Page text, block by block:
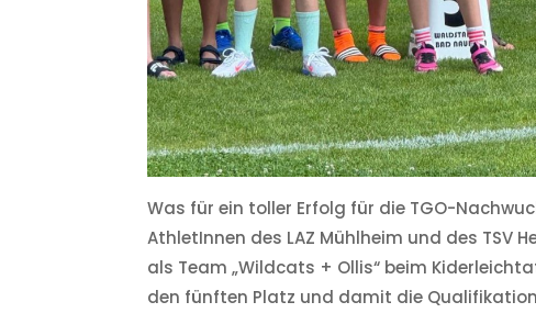
Was für ein toller Erfolg für die TGO-
AthletInnen des LAZ Mühlheim und des TSV
als Team „Wildcats + Ollis“ beim
den fünften Platz und damit die